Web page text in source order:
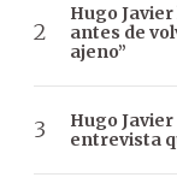
Hugo
antes de
ajeno”
Hugo
entrevista